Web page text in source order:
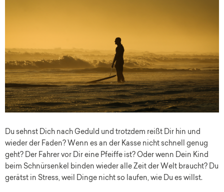
Du sehnst Dich nach Geduld und trotzdem reißt Dir hin und
wieder der Faden? Wenn es an der Kasse nicht schnell genug
geht? Der Fahrer vor Dir eine Pfeiffe ist? Oder wenn Dein Kind
beim Schnürsenkel binden wieder alle Zeit der Welt braucht? Du
gerätst in Stress, weil Dinge nicht so laufen, wie Du es willst.